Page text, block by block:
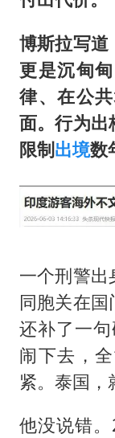
博斯拉写道
更是沉甸
律、在公
面。行为出
限制出境数
一个刑警出
同胞关在
还补了一
闹下去，
紧。泰国，
他没说错